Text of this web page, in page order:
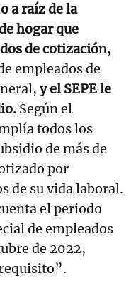
o a raíz de la
hogar que
de cotización,
empleados de
y el SEPE le
Según el
todos los
de más de
por
de su vida laboral.
el periodo
de empleados
de 2022,